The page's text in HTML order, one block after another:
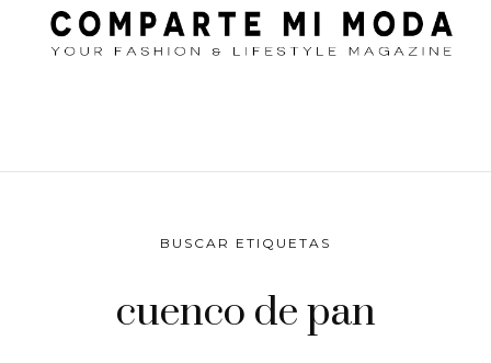
BUSCAR ETIQUETAS
cuenco de pan